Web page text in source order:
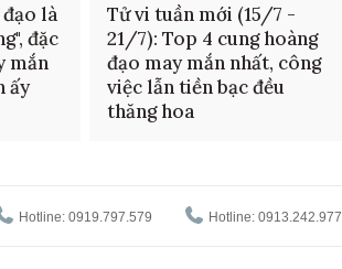
là
đặc
mắn
ấy
Tử vi tuần mới (15/7 -
21/7): Top 4 cung hoàng
đạo may mắn nhất, công
việc lẫn tiền bạc đều
thăng hoa
Hotline: 0919.797.579 Hotline: 0913.242.977